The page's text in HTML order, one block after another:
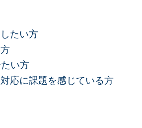
たい方
い方
応に課題を感じている方